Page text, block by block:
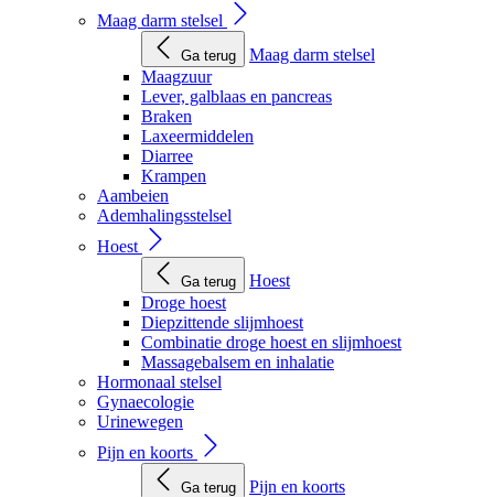
Maag darm stelsel
Ga terug
Maag darm stelsel
Maagzuur
Lever, galblaas en pancreas
Braken
Laxeermiddelen
Diarree
Krampen
Aambeien
Ademhalingsstelsel
Hoest
Ga terug
Hoest
Droge hoest
Diepzittende slijmhoest
Combinatie droge hoest en slijmhoest
Massagebalsem en inhalatie
Hormonaal stelsel
Gynaecologie
Urinewegen
Pijn en koorts
Ga terug
Pijn en koorts